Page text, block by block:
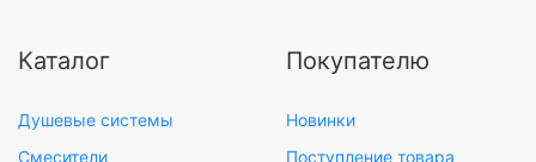
Каталог
Душевые системы
Смесители
Покупателю
Новинки
Поступление товара